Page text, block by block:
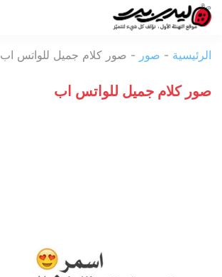
المحتوى
بيرد
الرئيسية - صور - صور كلام جميل للواتس اب
صور كلام جميل للواتس اب